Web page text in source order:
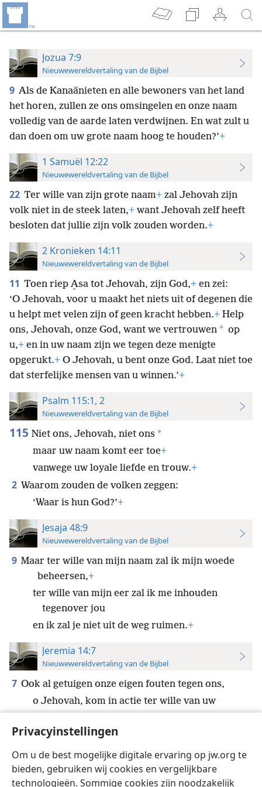
Privacyinstellingen
Om u de best mogelijke digitale ervaring op jw.org te
bieden, gebruiken wij cookies en vergelijkbare
technologieën. Sommige cookies zijn noodzakelijk
Jozua 7:9
Nieuwewereldvertaling van de Bijbel
9 Als de Kanaänieten en alle bewoners van het land
het horen, zullen ze ons omsingelen en onze naam
volledig van de aarde laten verdwijnen. En wat zult u
dan doen om uw grote naam hoog te houden?’+
1 Samuël 12:22
Nieuwewereldvertaling van de Bijbel
22 Ter wille van zijn grote naam+ zal Jehovah zijn
volk niet in de steek laten,+ want Jehovah zelf heeft
besloten dat jullie zijn volk zouden worden.+
2 Kronieken 14:11
Nieuwewereldvertaling van de Bijbel
11 Toen riep A̱sa tot Jehovah, zijn God,+ en zei:
‘O Jehovah, voor u maakt het niets uit of degenen die
u helpt met velen zijn of geen kracht hebben.+ Help
ons, Jehovah, onze God, want we vertrouwen * op
u,+ en in uw naam zijn we tegen deze menigte
opgerukt.+ O Jehovah, u bent onze God. Laat niet toe
dat sterfelijke mensen van u winnen.’+
Psalm 115:1, 2
Nieuwewereldvertaling van de Bijbel
115 Niet ons, Jehovah, niet ons *
maar uw naam komt eer toe+
vanwege uw loyale liefde en trouw.+
2 Waarom zouden de volken zeggen:
‘Waar is hun God?’+
Jesaja 48:9
Nieuwewereldvertaling van de Bijbel
9 Maar ter wille van mijn naam zal ik mijn woede
beheersen,+
ter wille van mijn eer zal ik me inhouden
tegenover jou
en ik zal je niet uit de weg ruimen.+
Jeremia 14:7
Nieuwewereldvertaling van de Bijbel
7 Ook al getuigen onze eigen fouten tegen ons,
o Jehovah, kom in actie ter wille van uw
Want we zijn vaak ontrouw geweest
en we hebben tegen u gezondigd.